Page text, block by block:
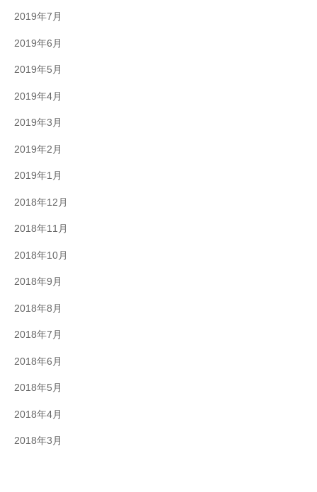
2019年7月
2019年6月
2019年5月
2019年4月
2019年3月
2019年2月
2019年1月
2018年12月
2018年11月
2018年10月
2018年9月
2018年8月
2018年7月
2018年6月
2018年5月
2018年4月
2018年3月